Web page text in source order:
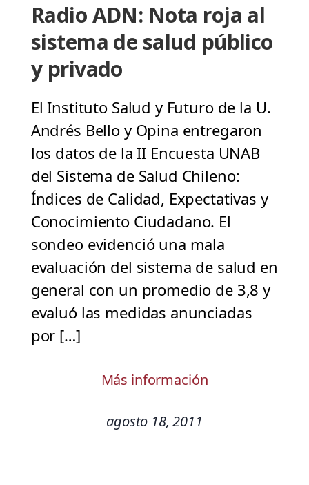
Radio ADN: Nota roja al
sistema de salud público
y privado
El Instituto Salud y Futuro de la U.
Andrés Bello y Opina entregaron
los datos de la II Encuesta UNAB
del Sistema de Salud Chileno:
Índices de Calidad, Expectativas y
Conocimiento Ciudadano. El
sondeo evidenció una mala
evaluación del sistema de salud en
general con un promedio de 3,8 y
evaluó las medidas anunciadas
por […]
Más información
agosto 18, 2011